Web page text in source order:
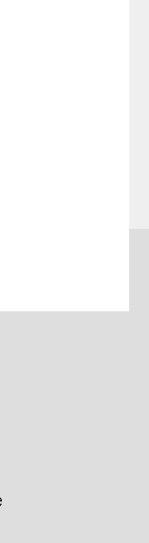
il crée sa
antique
ADP+ (Manel
Sarri,
de
de design et
Marifé
»